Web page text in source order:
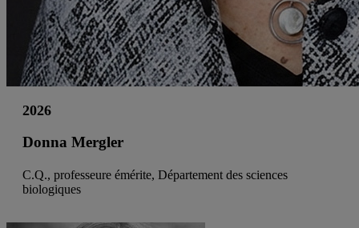
2026
Donna Mergler
C.Q., professeure émérite, Département des sciences
biologiques